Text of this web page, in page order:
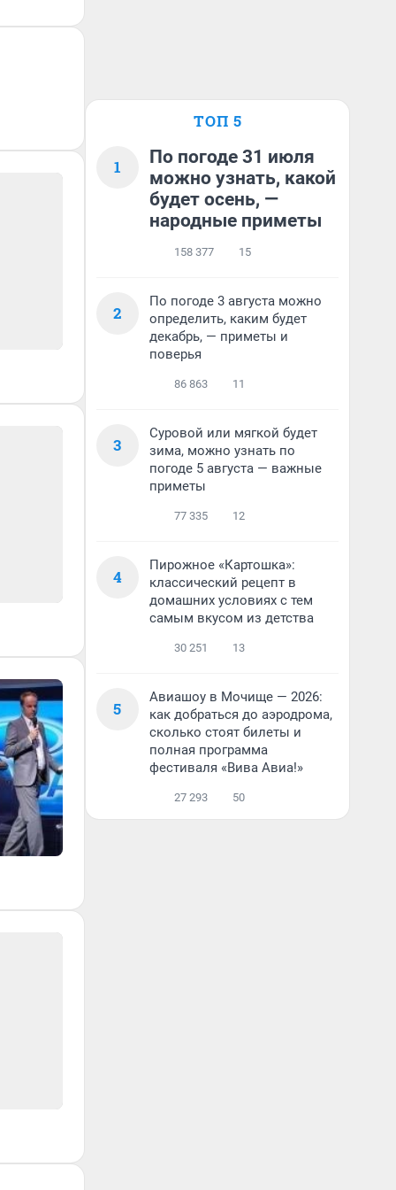
ТОП 5
1
По погоде 31 июля
можно узнать, какой
будет осень, —
народные приметы
158 377 15
2
По погоде 3 августа можно
определить, каким будет
декабрь, — приметы и
поверья
86 863 11
3
Суровой или мягкой будет
зима, можно узнать по
погоде 5 августа — важные
приметы
77 335 12
4
Пирожное «Картошка»:
классический рецепт в
домашних условиях с тем
самым вкусом из детства
30 251 13
5
Авиашоу в Мочище — 2026:
как добраться до аэродрома,
сколько стоят билеты и
полная программа
фестиваля «Вива Авиа!»
27 293 50